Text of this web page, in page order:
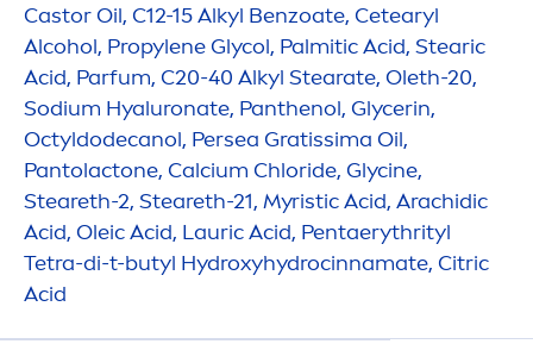
Castor Oil, C12-15 Alkyl Benzoate, Cetearyl
Alcohol, Propylene Glycol, Palmitic Acid, Stearic
Acid, Parfum, C20-40 Alkyl Stearate, Oleth-20,
Sodium Hyaluronate, Panthenol, Glycerin,
Octyldodecanol, Persea Gratissima Oil,
Pantolactone, Calcium Chloride, Glycine,
Steareth-2, Steareth-21, Myristic Acid, Arachidic
Acid, Oleic Acid, Lauric Acid, Pentaerythrityl
Tetra-di-t-butyl Hydroxyhydrocinnamate, Citric
Acid